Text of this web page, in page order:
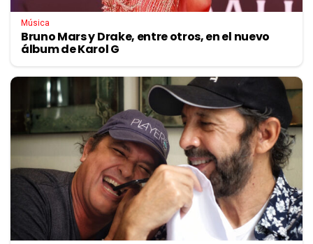
Música
Bruno Mars y Drake, entre otros, en el nuevo
álbum de Karol G